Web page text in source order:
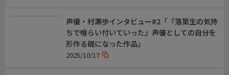
声優・村瀬歩インタビュー#2「『落第生の気持
ちで喰らい付いていった』声優としての自分を
形作る礎になった作品」
2025/10/17